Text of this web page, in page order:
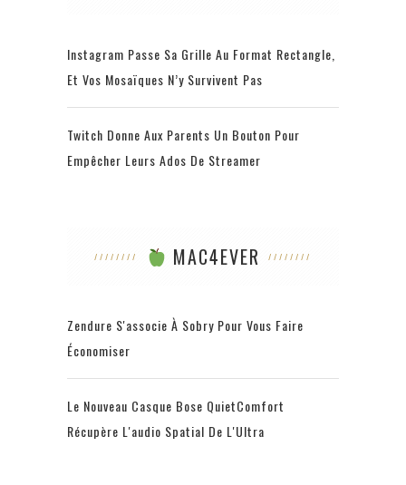
Instagram Passe Sa Grille Au Format Rectangle,
Et Vos Mosaïques N’y Survivent Pas
Twitch Donne Aux Parents Un Bouton Pour
Empêcher Leurs Ados De Streamer
MAC4EVER
Zendure S'associe À Sobry Pour Vous Faire
Économiser
Le Nouveau Casque Bose QuietComfort
Récupère L'audio Spatial De L'Ultra